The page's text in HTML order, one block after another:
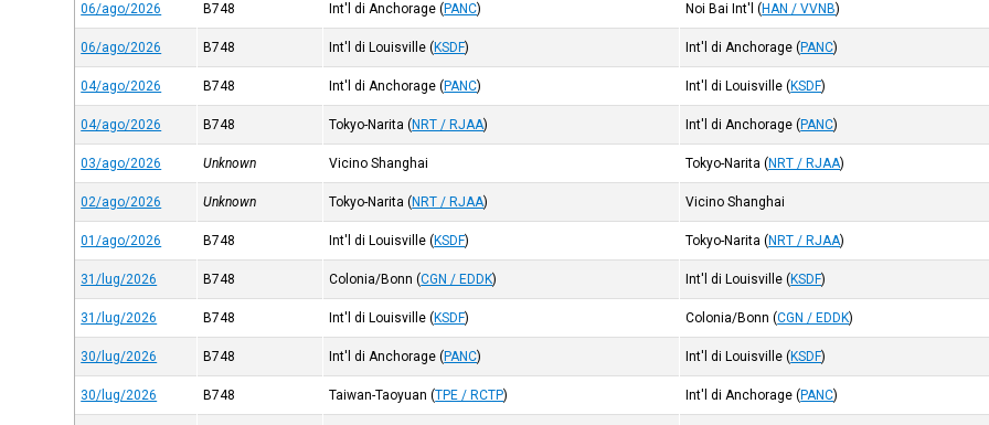
06/ago/2026 B748 Int'l di Anchorage (PANC) Noi Bai Int'l (HAN / VVNB)
06/ago/2026 B748 Int'l di Louisville (KSDF) Int'l di Anchorage (PANC)
04/ago/2026 B748 Int'l di Anchorage (PANC) Int'l di Louisville (KSDF)
04/ago/2026 B748 Tokyo-Narita (NRT / RJAA) Int'l di Anchorage (PANC)
03/ago/2026 Unknown Vicino Shanghai Tokyo-Narita (NRT / RJAA)
02/ago/2026 Unknown Tokyo-Narita (NRT / RJAA) Vicino Shanghai
01/ago/2026 B748 Int'l di Louisville (KSDF) Tokyo-Narita (NRT / RJAA)
31/lug/2026 B748 Colonia/Bonn (CGN / EDDK) Int'l di Louisville (KSDF)
31/lug/2026 B748 Int'l di Louisville (KSDF) Colonia/Bonn (CGN / EDDK)
30/lug/2026 B748 Int'l di Anchorage (PANC) Int'l di Louisville (KSDF)
30/lug/2026 B748 Taiwan-Taoyuan (TPE / RCTP) Int'l di Anchorage (PANC)